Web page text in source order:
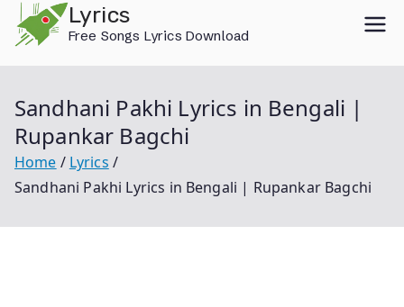
content
Lyrics
Free Songs Lyrics Download
Sandhani Pakhi Lyrics in Bengali |
Rupankar Bagchi
Home
Lyrics
Sandhani Pakhi Lyrics in Bengali | Rupankar Bagchi